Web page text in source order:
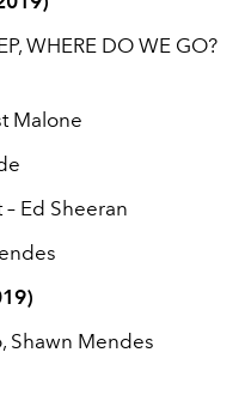
WHERE DO WE GO?
Malone
Ed Sheeran
Shawn Mendes